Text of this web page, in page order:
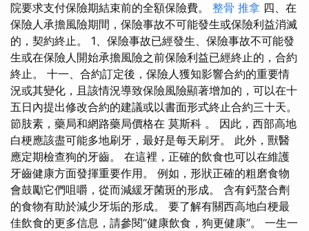
院要求支付保險期結束前的全額保險費。 整骨 推拿 四、在
保險人承擔風險期間，保險事故不可能發生或保險利益消滅
的，契約終止。 1、保險事故已經發生、保險事故不可能發
生或在保險人開始承擔風險之前保險利益已經終止的，合約
終止。 十一、合約訂定後，保險人獲知影響合約的重要情
況或其變化，且該情況導致保險風險顯著增加的，可以在十
五日內提出修改合約的建議或以書面形式終止合約三十天。
節肢素，藥局和網路藥局價格在 莫斯科 。 因此，西部高地
白梗應該盡可能多地刷牙，最好是每天刷牙。 此外，獸醫
應定期檢查狗的牙齒。 在這裡，正確的飲食也可以在維護
牙齒健康方面發揮重要作用。 例如，形狀正確的粗磨食物
會鼓勵它們咀嚼，從而減緩牙菌斑的形成。 含有鈣螯合劑
的食物有助於減少牙垢的形成。 要了解有關西高地白梗最
佳飲食的更多信息，請參閱“健康飲食，狗更健康”。 一生一